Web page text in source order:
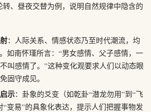
、昼夜交替为例，说明自然规律中隐含的
：人际关系、情感状态乃至时代潮流，均
如南怀瑾所言：“男女感情、父子感情，一
叫感情了。”这种变化观要求人们以动态眼
固守成见。
示：卦象的爻变（如乾卦“潜龙勿用”到“飞
“变易”的具象化表达，提示人们把握事物发